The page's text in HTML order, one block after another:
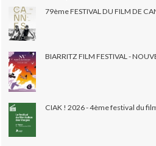
79ème FESTIVAL DU FILM DE
BIARRITZ FILM FESTIVAL -
CIAK ! 2026 - 4ème festival du